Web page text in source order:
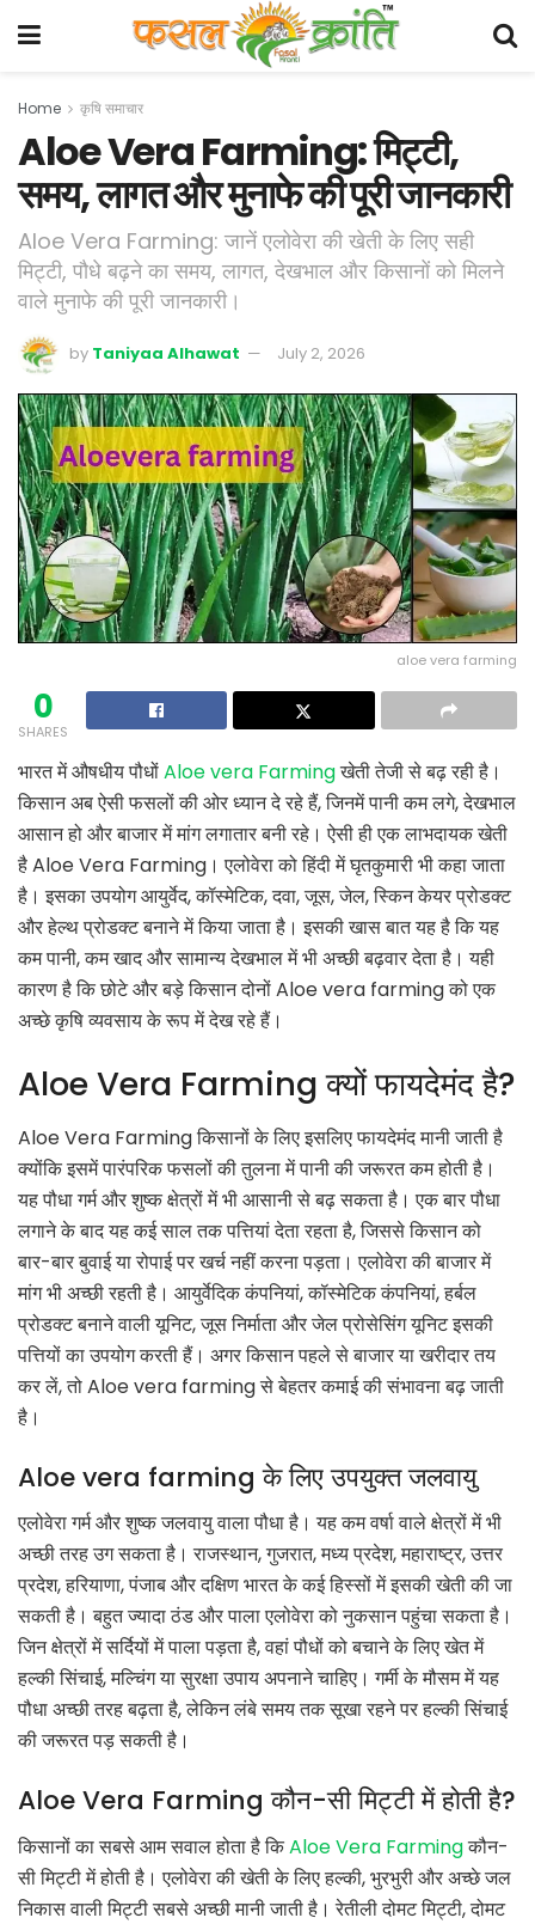
Home कृषि समाचार
Aloe Vera Farming: मिट्टी,
समय, लागत और मुनाफे की पूरी जानकारी
Aloe Vera Farming: जानें एलोवेरा की खेती के लिए सही
मिट्टी, पौधे बढ़ने का समय, लागत, देखभाल और किसानों को मिलने
वाले मुनाफे की पूरी जानकारी।
by Taniyaa Alhawat July 2, 2026
aloe vera farming
0
SHARES
भारत में औषधीय पौधोंAloe vera Farmingखेती तेजी से बढ़ रही है।
किसान अब ऐसी फसलों की ओर ध्यान दे रहे हैं, जिनमें पानी कम लगे, देखभाल
आसान हो और बाजार में मांग लगातार बनी रहे। ऐसी ही एक लाभदायक खेती
है Aloe Vera Farming। एलोवेरा को हिंदी में घृतकुमारी भी कहा जाता
है। इसका उपयोग आयुर्वेद, कॉस्मेटिक, दवा, जूस, जेल, स्किन केयर प्रोडक्ट
और हेल्थ प्रोडक्ट बनाने में किया जाता है। इसकी खास बात यह है कि यह
कम पानी, कम खाद और सामान्य देखभाल में भी अच्छी बढ़वार देता है। यही
कारण है कि छोटे और बड़े किसान दोनों Aloe vera farming को एक
अच्छे कृषि व्यवसाय के रूप में देख रहे हैं।
Aloe Vera Farming क्यों फायदेमंद है?
Aloe Vera Farming किसानों के लिए इसलिए फायदेमंद मानी जाती है
क्योंकि इसमें पारंपरिक फसलों की तुलना में पानी की जरूरत कम होती है।
यह पौधा गर्म और शुष्क क्षेत्रों में भी आसानी से बढ़ सकता है। एक बार पौधा
लगाने के बाद यह कई साल तक पत्तियां देता रहता है, जिससे किसान को
बार-बार बुवाई या रोपाई पर खर्च नहीं करना पड़ता। एलोवेरा की बाजार में
मांग भी अच्छी रहती है। आयुर्वेदिक कंपनियां, कॉस्मेटिक कंपनियां, हर्बल
प्रोडक्ट बनाने वाली यूनिट, जूस निर्माता और जेल प्रोसेसिंग यूनिट इसकी
पत्तियों का उपयोग करती हैं। अगर किसान पहले से बाजार या खरीदार तय
कर लें, तो Aloe vera farming से बेहतर कमाई की संभावना बढ़ जाती
है।
Aloe vera farming के लिए उपयुक्त जलवायु
एलोवेरा गर्म और शुष्क जलवायु वाला पौधा है। यह कम वर्षा वाले क्षेत्रों में भी
अच्छी तरह उग सकता है। राजस्थान, गुजरात, मध्य प्रदेश, महाराष्ट्र, उत्तर
प्रदेश, हरियाणा, पंजाब और दक्षिण भारत के कई हिस्सों में इसकी खेती की जा
सकती है। बहुत ज्यादा ठंड और पाला एलोवेरा को नुकसान पहुंचा सकता है।
जिन क्षेत्रों में सर्दियों में पाला पड़ता है, वहां पौधों को बचाने के लिए खेत में
हल्की सिंचाई, मल्चिंग या सुरक्षा उपाय अपनाने चाहिए। गर्मी के मौसम में यह
पौधा अच्छी तरह बढ़ता है, लेकिन लंबे समय तक सूखा रहने पर हल्की सिंचाई
की जरूरत पड़ सकती है।
Aloe Vera Farming कौन-सी मिट्टी में होती है?
किसानों का सबसे आम सवाल होता है किAloe Vera Farmingकौन-
सी मिट्टी में होती है। एलोवेरा की खेती के लिए हल्की, भुरभुरी और अच्छे जल
निकास वाली मिट्टी सबसे अच्छी मानी जाती है। रेतीली दोमट मिट्टी, दोमट